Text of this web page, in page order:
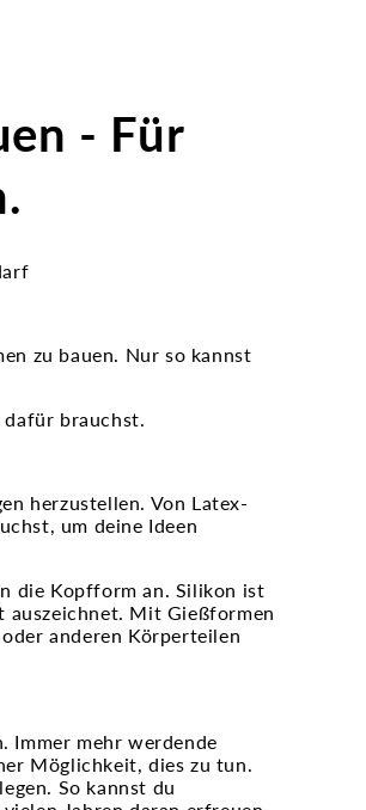
- Für
zu bauen. Nur so kannst
brauchst.
herzustellen. Von Latex-
um deine Ideen
die Kopfform an. Silikon ist
auszeichnet. Mit Gießformen
anderen Körperteilen
Immer mehr werdende
Möglichkeit, dies zu tun.
So kannst du